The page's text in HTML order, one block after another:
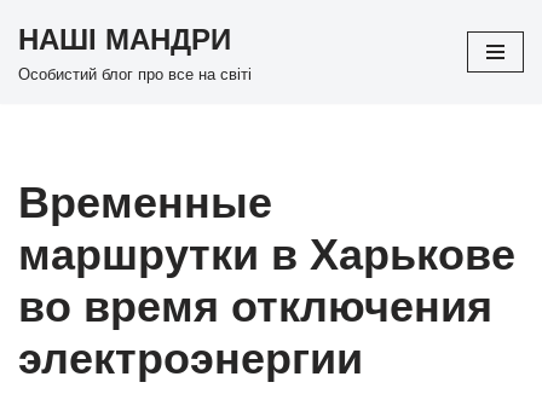
Перейти
НАШІ МАНДРИ
Особистий блог про все на світі
Временные
маршрутки в Харькове
во время отключения
электроэнергии